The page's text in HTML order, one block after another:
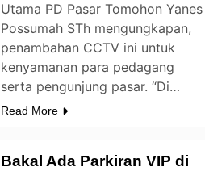
Utama PD Pasar Tomohon Yanes
Possumah STh mengungkapan,
penambahan CCTV ini untuk
kenyamanan para pedagang
serta pengunjung pasar. “Di…
Read More
Bakal Ada Parkiran VIP di